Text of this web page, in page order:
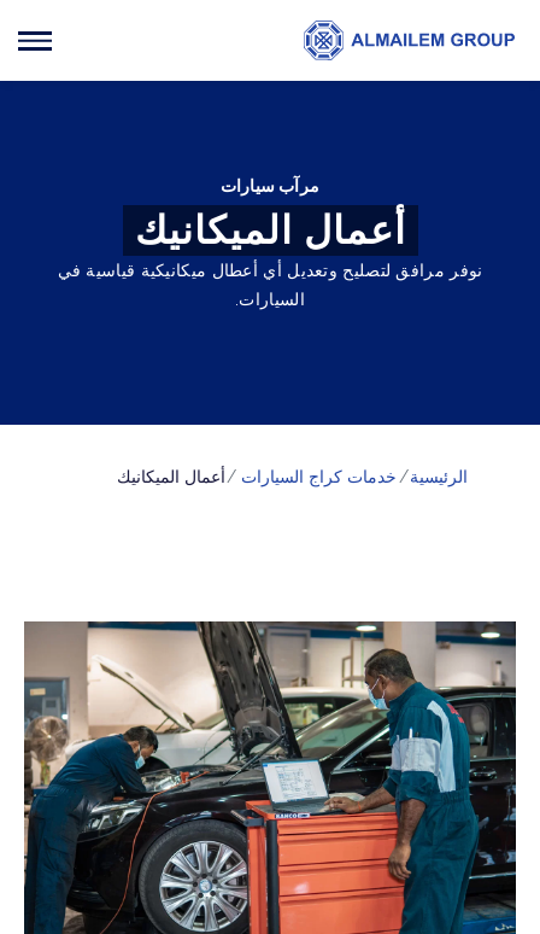
مرآب سيارات
أعمال الميكانيك
نوفر مرافق لتصليح وتعديل أي أعطال ميكانيكية قياسية في
السيارات.
الرئيسية خدمات كراج السيارات أعمال الميكانيك